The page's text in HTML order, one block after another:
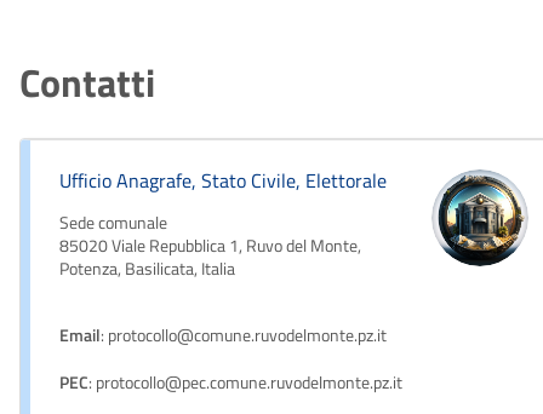
Contatti
Ufficio Anagrafe, Stato Civile, Elettorale
Sede comunale
85020 Viale Repubblica 1, Ruvo del Monte,
Potenza, Basilicata, Italia
Email: protocollo@comune.ruvodelmonte.pz.it
PEC: protocollo@pec.comune.ruvodelmonte.pz.it